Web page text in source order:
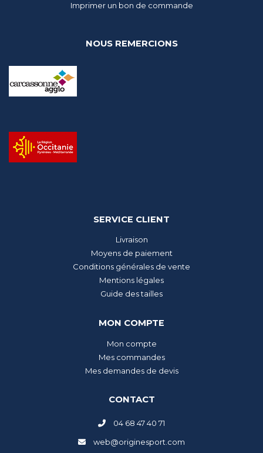
Imprimer un bon de commande
NOUS REMERCIONS
SERVICE CLIENT
Livraison
Moyens de paiement
Conditions générales de vente
Mentions légales
Guide des tailles
MON COMPTE
Mon compte
Mes commandes
Mes demandes de devis
CONTACT
04 68 47 40 71
web@originesport.com